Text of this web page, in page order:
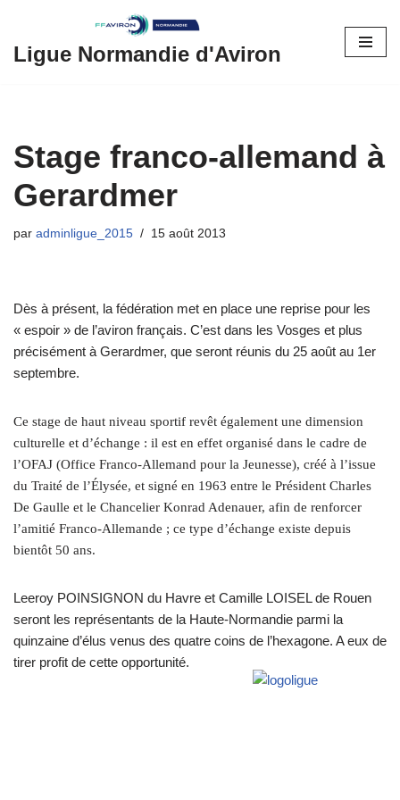
Aller
Ligue Normandie d'Aviron
Stage franco-allemand à
Gerardmer
par adminligue_2015 15 août 2013
Dès à présent, la fédération met en place une reprise pour les
« espoir » de l’aviron français. C’est dans les Vosges et plus
précisément à Gerardmer, que seront réunis du 25 août au 1er
septembre.
Ce stage de haut niveau sportif revêt également une dimension
culturelle et d’échange : il est en effet organisé dans le cadre de
l’OFAJ (Office Franco-Allemand pour la Jeunesse), créé à l’issue
du Traité de l’Élysée, et signé en 1963 entre le Président Charles
De Gaulle et le Chancelier Konrad Adenauer, afin de renforcer
l’amitié Franco-Allemande ; ce type d’échange existe depuis
bientôt 50 ans.
Leeroy POINSIGNON du Havre et Camille LOISEL de Rouen
seront les représentants de la Haute-Normandie parmi la
quinzaine d’élus venus des quatre coins de l’hexagone. A eux de
tirer profit de cette opportunité.